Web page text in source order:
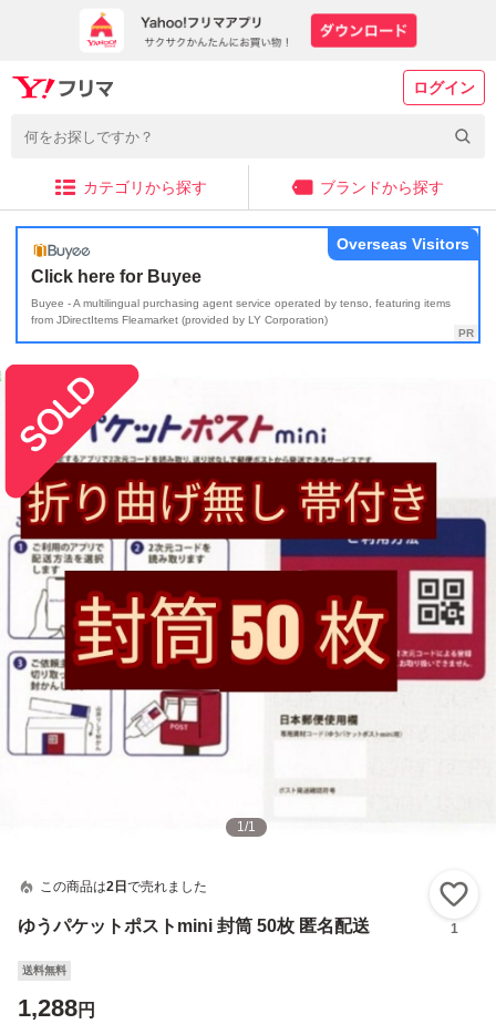
ログイン
カテゴリから探す ブランドから探す
Click here for Buyee
Buyee - A multilingual purchasing agent service operated by tenso, featuring items
from JDirectItems Fleamarket (provided by LY Corporation)
Overseas Visitors
1/1
この商品は2日 で売れました
ゆうパケットポストmini 封筒 50枚 匿名配送 1
送料無料
1,288円